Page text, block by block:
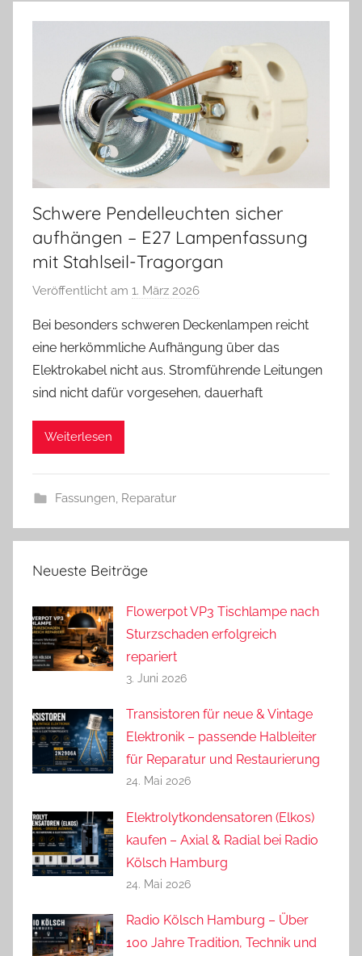
Schwere Pendelleuchten sicher
aufhängen – E27 Lampenfassung
mit Stahlseil-Tragorgan
Veröffentlicht am 1. März 2026
n
A
n
d
Bei besonders schweren Deckenlampen reicht
eine herkömmliche Aufhängung über das
Elektrokabel nicht aus. Stromführende Leitungen
sind nicht dafür vorgesehen, dauerhaft
Weiterlesen
Fassungen, Reparatur
Neueste Beiträge
Flowerpot VP3 Tischlampe nach
Sturzschaden erfolgreich
repariert
3. Juni 2026
Transistoren für neue & Vintage
Elektronik – passende Halbleiter
für Reparatur und Restaurierung
24. Mai 2026
Elektrolytkondensatoren (Elkos)
kaufen – Axial & Radial bei Radio
Kölsch Hamburg
24. Mai 2026
Radio Kölsch Hamburg – Über
100 Jahre Tradition, Technik und